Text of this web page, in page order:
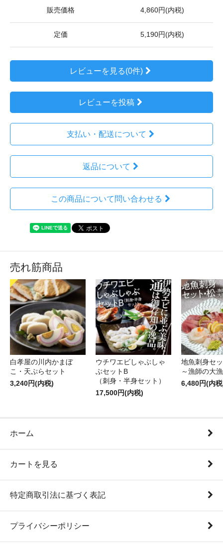
販売価格 4,860円(内税)
定価 5,190円(内税)
レビューを見る(0件)
レビューを投稿
支払い・配送について
返品について
この商品について問い合わせる
売れ筋商品
白孝屋の川内かまぼ
こ・天ぷらセット
3,240円(内税)
ウチワエビしゃぶしゃ
ぶセットB
（刺身・半身セット）
17,500円(内税)
地魚刺身セ
～漁師の大
6,480円(内
ホーム
カートを見る
特定商取引法に基づく表記
プライバシーポリシー